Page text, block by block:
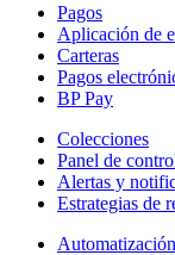
Pagos
Aplicación de
Carteras
Pagos
BP Pay
Colecciones
Panel de
Alertas y
Estrategias de